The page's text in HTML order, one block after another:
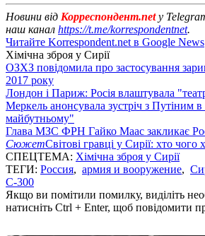
Новини від Корреспондент.netу
наш канал https://t.me/korrespondentnet.
Читайте Korrespondent.net в Google News
Хімічна зброя у Сирії
ОЗХЗ повідомила про застосування
2017 року
Лондон і Париж: Росія влаштувала
Меркель анонсувала зустріч з Путіним
майбутньому"
Глава МЗС ФРН Гайко Маас закликає
СюжетСвітові гравці у Сирії: хто чого
СПЕЦТЕМА: Хімічна зброя у Сирії
ТЕГИ: Россия, армия и вооружение,
С-300
Якщо ви помітили помилку, виділіть
натисніть Ctrl + Enter, щоб повідомити